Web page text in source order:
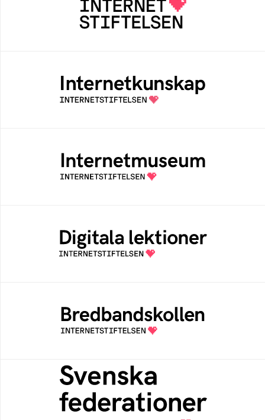
Internetstiftelsen verkar för ett internet som
bidrar positivt till människan och samhället
Samlad kunskap som hjälper dig att bli en
säker och medveten internetanvändare
Ett digitalt museum som byggts, och kureras
av Internetstiftelsen
Öppen digital lärresurs med färdiga lektioner
för alla stadier i grundskolan
Bredbandskollen är ett oberoende
konsumentverktyg som drivs av
Internetstiftelsen
Svenska federationer
Grunden för medlemskap i en sektors- eller
kontextspecifik federation